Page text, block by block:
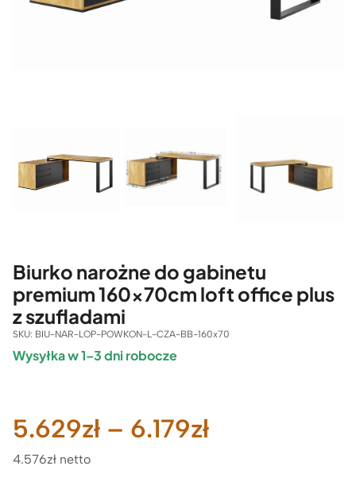
Biurko narożne do gabinetu
premium 160x70cm loft office plus
z szufladami
SKU: BIU-NAR-LOP-POWKON-L-CZA-BB-160x70
Wysyłka w 1–3 dni robocze
5.629zł – 6.179złZakres
4.576zł netto